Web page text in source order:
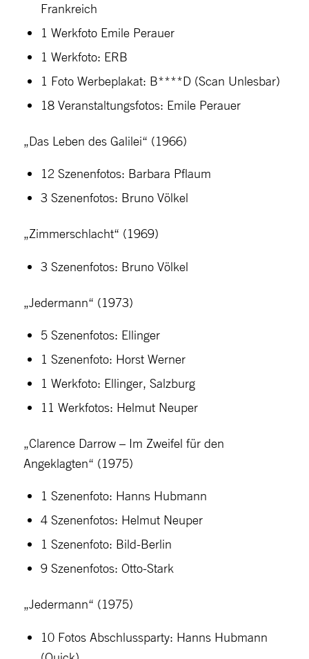
Frankreich
1 Werkfoto Emile Perauer
1 Werkfoto: ERB
1 Foto Werbeplakat: B****D (Scan Unlesbar)
18 Veranstaltungsfotos: Emile Perauer
„Das Leben des Galilei“ (1966)
12 Szenenfotos: Barbara Pflaum
3 Szenenfotos: Bruno Völkel
„Zimmerschlacht“ (1969)
3 Szenenfotos: Bruno Völkel
„Jedermann“ (1973)
5 Szenenfotos: Ellinger
1 Szenenfoto: Horst Werner
1 Werkfoto: Ellinger, Salzburg
11 Werkfotos: Helmut Neuper
„Clarence Darrow – Im Zweifel für den
Angeklagten“ (1975)
1 Szenenfoto: Hanns Hubmann
4 Szenenfotos: Helmut Neuper
1 Szenenfoto: Bild-Berlin
9 Szenenfotos: Otto-Stark
„Jedermann“ (1975)
10 Fotos Abschlussparty: Hanns Hubmann